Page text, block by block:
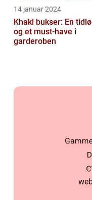
14 januar 2024
Khaki bukser: En
og et must-have i
garderoben